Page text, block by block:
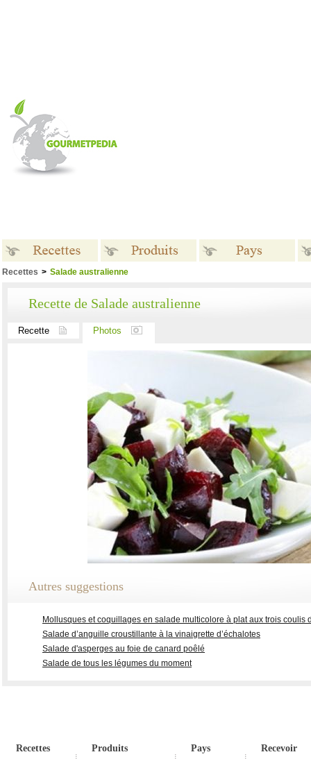
Recettes > Salade australienne
Recette de Salade australienne
Recette Photos
Autres suggestions
Mollusques et coquillages en salade multicolore à plat aux trois coulis
Salade d’anguille croustillante à la vinaigrette d’échalotes
Salade d'asperges au foie de canard poêlé
Salade de tous les légumes du moment
Recettes Produits Pays Recevoir
Recettes Produits